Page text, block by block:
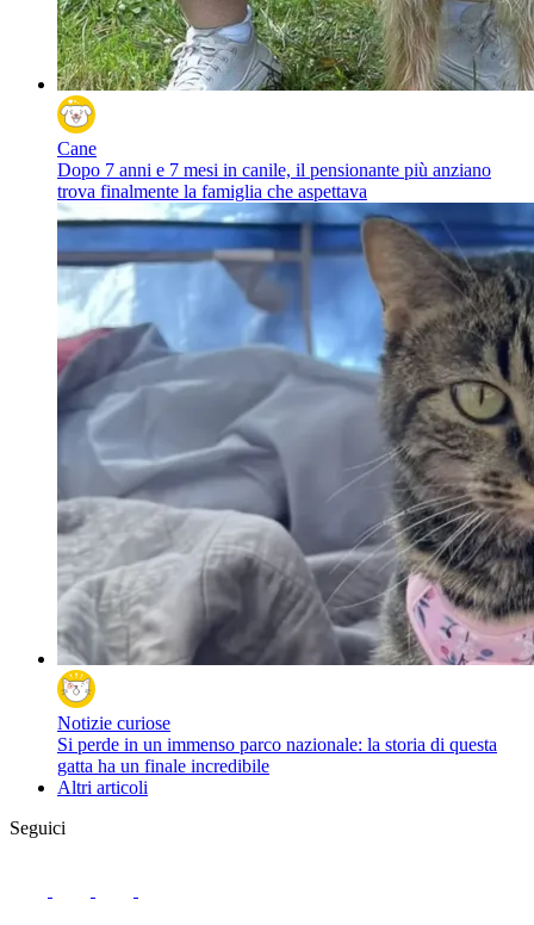
Cane
Dopo 7 anni e 7 mesi in canile, il pensionante più anziano
trova finalmente la famiglia che aspettava
Notizie curiose
Si perde in un immenso parco nazionale: la storia di questa
gatta ha un finale incredibile
Altri articoli
Seguici